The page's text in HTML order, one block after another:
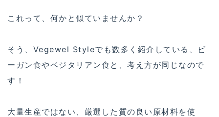
これって、何かと似ていませんか？
そう、Vegewel Styleでも数多く紹介している、ビ
ーガン食やベジタリアン食と、考え方が同じなので
す！
大量生産ではない、厳選した質の良い原材料を使